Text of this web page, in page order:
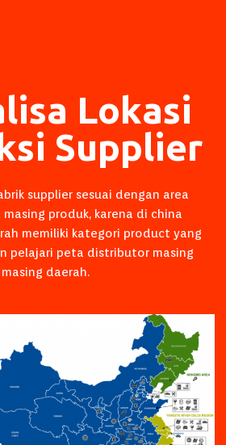
Lokasi
Supplier
supplier sesuai dengan area
masing produk, karena di china
memiliki kategori product yang
pelajari peta distributor masing
masing daerah.